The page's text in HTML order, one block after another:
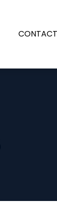
CONTACT